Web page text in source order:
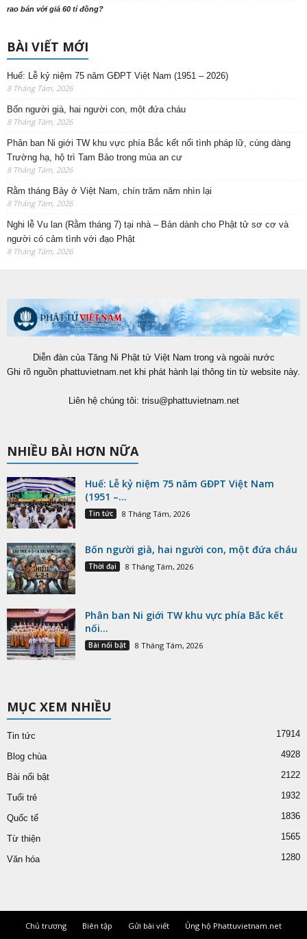
rao bán với giá 60 tỉ đồng?
BÀI VIẾT MỚI
Huế: Lễ kỷ niệm 75 năm GĐPT Việt Nam (1951 – 2026)
8 Tháng Tám, 2026
Bốn người già, hai người con, một đứa cháu
8 Tháng Tám, 2026
Phân ban Ni giới TW khu vực phía Bắc kết nối tình pháp lữ, cúng dàng
Trường hạ, hộ trì Tam Bảo trong mùa an cư
8 Tháng Tám, 2026
Rằm tháng Bảy ở Việt Nam, chín trăm năm nhìn lại
8 Tháng Tám, 2026
Nghi lễ Vu lan (Rằm tháng 7) tại nhà – Bản dành cho Phật tử sơ cơ và
người có cảm tình với đạo Phật
8 Tháng Tám, 2026
Diễn đàn của Tăng Ni Phật tử Việt Nam trong và ngoài nước
Ghi rõ nguồn phattuvietnam.net khi phát hành lại thông tin từ website này.
Liên hệ chúng tôi: trisu@phattuvietnam.net
NHIỀU BÀI HƠN NỮA
Huế: Lễ kỷ niệm 75 năm GĐPT Việt Nam
(1951 –...
Tin tức 8 Tháng Tám, 2026
Bốn người già, hai người con, một đứa cháu
Thời đại 8 Tháng Tám, 2026
Phân ban Ni giới TW khu vực phía Bắc kết
nối...
Bài nổi bật 8 Tháng Tám, 2026
MỤC XEM NHIỀU
Tin tức 17914
Blog chùa 4928
Bài nổi bật 2122
Tuổi trẻ 1932
Quốc tế 1836
Từ thiện 1565
Văn hóa 1280
Chủ trương Biên tập Gửi bài viết
Ủng hộ Phattuvietnam.net